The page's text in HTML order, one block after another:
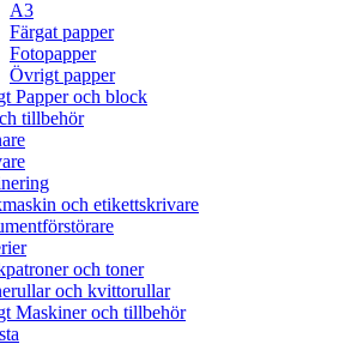
A3
Färgat papper
Fotopapper
Övrigt papper
Papper och block
tillbehör
och etikettskrivare
och toner
och kvittorullar
Maskiner och tillbehör